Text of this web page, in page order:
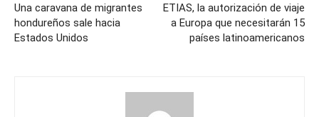
Una caravana de migrantes
hondureños sale hacia
Estados Unidos
ETIAS, la autorización de viaje
a Europa que necesitarán 15
países latinoamericanos